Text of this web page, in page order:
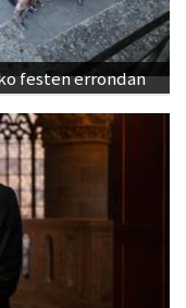
festen errondan